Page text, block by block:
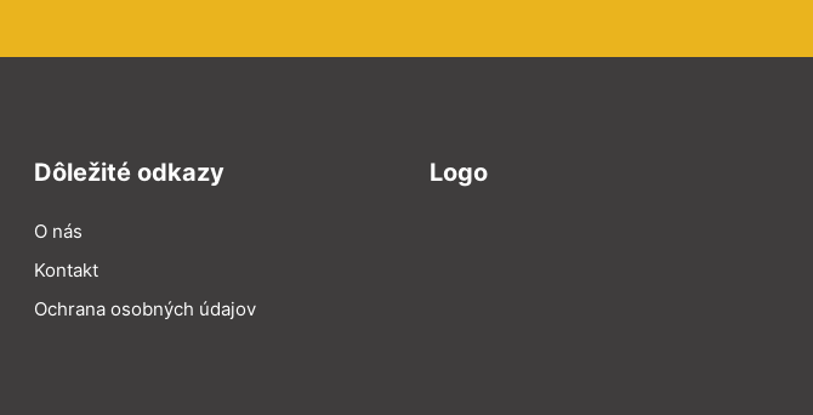
Dôležité odkazy
O nás
Kontakt
Ochrana osobných údajov
Logo